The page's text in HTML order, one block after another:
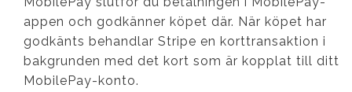
appen och godkänner köpet där. När köpet har
godkänts behandlar Stripe en korttransaktion i
bakgrunden med det kort som är kopplat till ditt
MobilePay-konto.